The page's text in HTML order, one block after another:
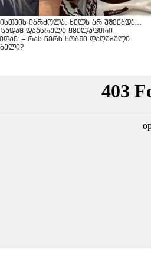
იბრძოლა, ხელს არ უშვებდა…
სადაც დაასრულე ყველაფერი
– რას წერს ხობში დაღუპული